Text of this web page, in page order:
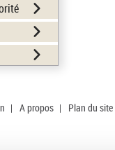
| A propos | Plan du site